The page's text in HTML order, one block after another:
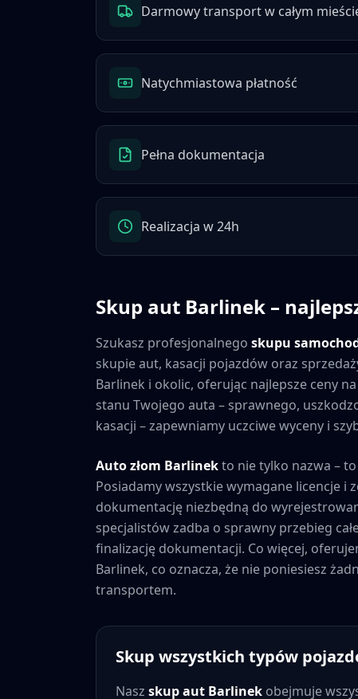
Darmowy transport w całym
Natychmiastowa płatność
Pełna dokumentacja
Realizacja w 24h
Skup aut Barlinek –
Szukasz profesjonalnego skupu
skupie aut, kasacji pojazdów oraz
Barlinek i okolic, oferując najlepsze ceny
stanu Twojego auta – sprawnego,
kasacji – zapewniamy uczciwe wyceny i
Auto złom Barlinekto nie tylko nazwa –
Posiadamy wszystkie wymagane licencje i
dokumentację niezbędną do
specjalistów zadba o sprawny przebieg
finalizację dokumentacji. Co więcej,
Barlinek, co oznacza, że nie poniesiesz
transportem.
Skup wszystkich typów
Nasz skup aut Barlinek obejmuje